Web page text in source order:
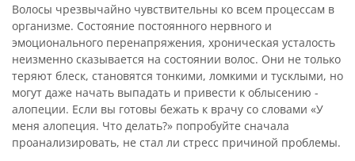
Волосы чрезвычайно чувствительны ко всем процессам в
организме. Состояние постоянного нервного и
эмоционального перенапряжения, хроническая усталость
неизменно сказывается на состоянии волос. Они не только
теряют блеск, становятся тонкими, ломкими и тусклыми, но
могут даже начать выпадать и привести к облысению -
алопеции. Если вы готовы бежать к врачу со словами «У
меня алопеция. Что делать?» попробуйте сначала
проанализировать, не стал ли стресс причиной проблемы.